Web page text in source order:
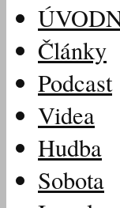
Články
Podcast
Videa
Hudba
Sobota